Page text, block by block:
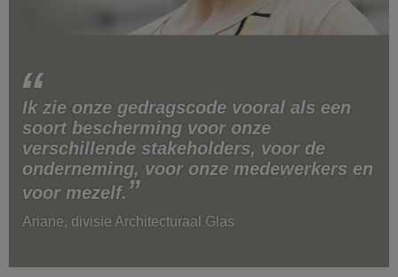
Ik zie onze gedragscode vooral als een
soort bescherming voor onze
verschillende stakeholders, voor de
onderneming, voor onze medewerkers en
voor mezelf.
Ariane, divisie Architecturaal Glas